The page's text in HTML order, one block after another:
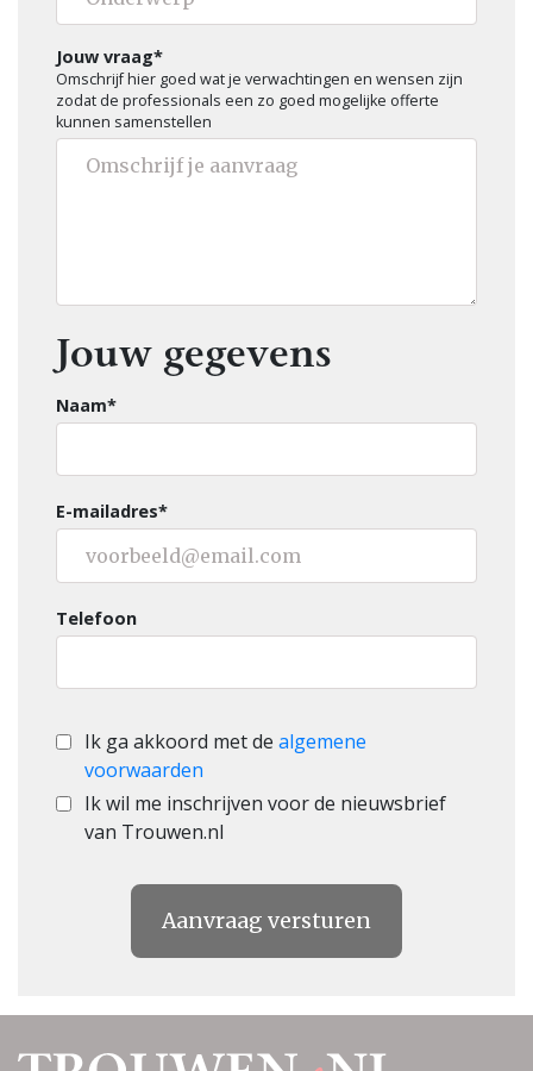
Jouw vraag*
Omschrijf hier goed wat je verwachtingen en wensen zijn
zodat de professionals een zo goed mogelijke offerte
kunnen samenstellen
Jouw gegevens
Naam*
E-mailadres*
Telefoon
Ik ga akkoord met de algemene
voorwaarden
Ik wil me inschrijven voor de nieuwsbrief
van Trouwen.nl
Aanvraag versturen